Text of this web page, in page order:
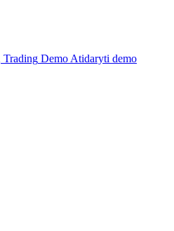
Trading Demo Atidaryti demo